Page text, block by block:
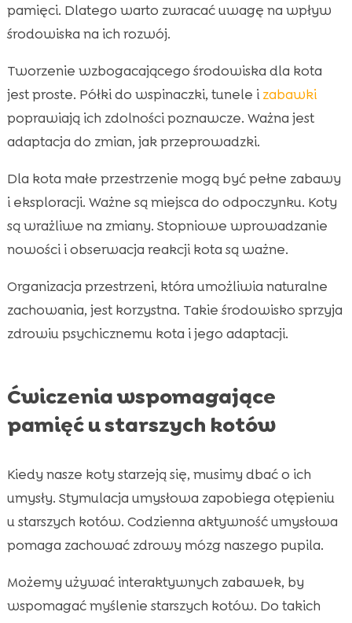
pamięci. Dlatego warto zwracać uwagę na wpływ
środowiska na ich rozwój.
Tworzenie wzbogacającego środowiska dla kota
jest proste. Półki do wspinaczki, tunele i zabawki
poprawiają ich zdolności poznawcze. Ważna jest
adaptacja do zmian, jak przeprowadzki.
Dla kota małe przestrzenie mogą być pełne zabawy
i eksploracji. Ważne są miejsca do odpoczynku. Koty
są wrażliwe na zmiany. Stopniowe wprowadzanie
nowości i obserwacja reakcji kota są ważne.
Organizacja przestrzeni, która umożliwia naturalne
zachowania, jest korzystna. Takie środowisko sprzyja
zdrowiu psychicznemu kota i jego adaptacji.
Ćwiczenia wspomagające
pamięć u starszych kotów
Kiedy nasze koty starzeją się, musimy dbać o ich
umysły. Stymulacja umysłowa zapobiega otępieniu
u starszych kotów. Codzienna aktywność umysłowa
pomaga zachować zdrowy mózg naszego pupila.
Możemy używać interaktywnych zabawek, by
wspomagać myślenie starszych kotów. Do takich